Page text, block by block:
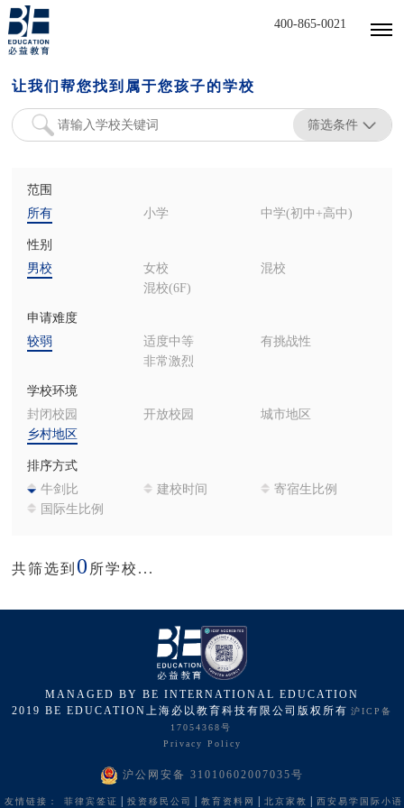
400-865-0021
让我们帮您找到属于您孩子的学校
筛选条件
范围
所有
小学 中学(初中+高中)
性别
男校
女校
混校
混校(6F)
申请难度
较弱
适度中等
有挑战性
非常激烈
学校环境
封闭校园
开放校园
城市地区
乡村地区
排序方式
牛剑比
建校时间
寄宿生比例
国际生比例
共筛选到 0 所学校...
MANAGED BY BE INTERNATIONAL EDUCATION
2019 BE EDUCATION上海必以教育科技有限公司版权所有 沪ICP备
17054368号
Privacy Policy
沪公网安备 31010602007035号
友情链接： 菲律宾签证 投资移民公司 教育资料网 北京家教 西安易学国际小语